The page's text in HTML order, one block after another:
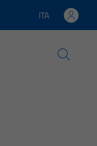
Lingua attiva:
ITA